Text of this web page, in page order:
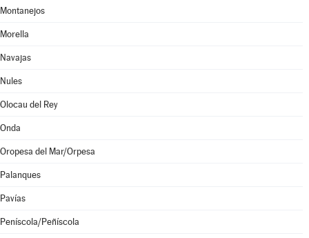
Montanejos
Morella
Navajas
Nules
Olocau del Rey
Onda
Oropesa del Mar/Orpesa
Palanques
Pavías
Peníscola/Peñíscola